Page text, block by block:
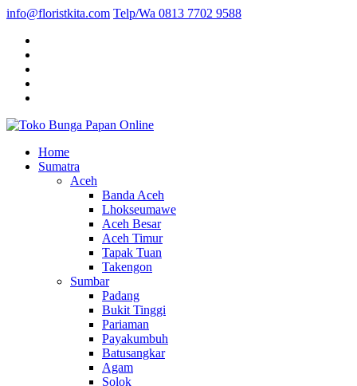
info@floristkita.com Telp/Wa 0813 7702 9588
Toko Bunga Papan Online
Karangan Bunga Kirim Langsung – Cepat di Medan
Home
Sumatra
Aceh
Banda Aceh
Lhokseumawe
Aceh Besar
Aceh Timur
Tapak Tuan
Takengon
Sumbar
Padang
Bukit Tinggi
Pariaman
Payakumbuh
Batusangkar
Agam
Solok